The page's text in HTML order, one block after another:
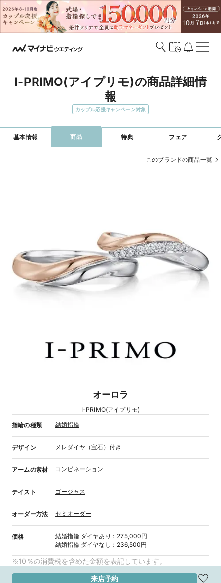
I-PRIMO(アイプリモ)の商品詳細情
報
カップル応援キャンペーン対象
基本情報 商品 特典 フェア
このブランドの商品一覧
オーロラ
I-PRIMO(アイプリモ)
指輪の種類 結婚指輪
デザイン メレダイヤ（宝石）付き
アームの素材 コンビネーション
テイスト ゴージャス
オーダー方法 セミオーダー
価格 結婚指輪 ダイヤあり ： 275,000円
結婚指輪 ダイヤなし ： 236,500円
※10％の消費税を含めた金額を表記しています。
来店予約